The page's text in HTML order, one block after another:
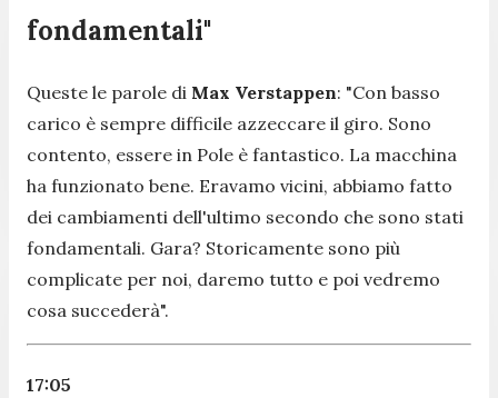
fondamentali"
Queste le parole di Max Verstappen: "Con basso
carico è sempre difficile azzeccare il giro. Sono
contento, essere in Pole è fantastico. La macchina
ha funzionato bene. Eravamo vicini, abbiamo fatto
dei cambiamenti dell'ultimo secondo che sono stati
fondamentali. Gara? Storicamente sono più
complicate per noi, daremo tutto e poi vedremo
cosa succederà".
17:05